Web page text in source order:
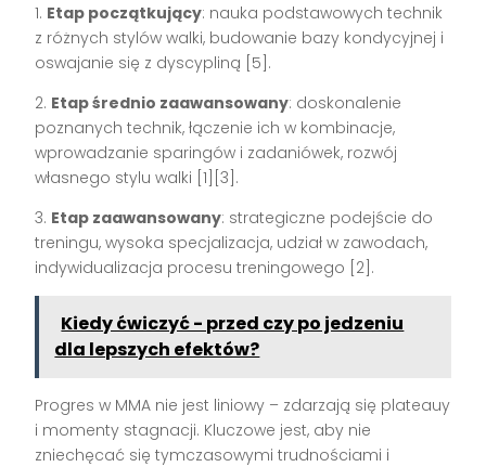
1. Etap początkujący: nauka podstawowych technik
z różnych stylów walki, budowanie bazy kondycyjnej i
oswajanie się z dyscypliną [5].
2. Etap średnio zaawansowany: doskonalenie
poznanych technik, łączenie ich w kombinacje,
wprowadzanie sparingów i zadaniówek, rozwój
własnego stylu walki [1][3].
3. Etap zaawansowany: strategiczne podejście do
treningu, wysoka specjalizacja, udział w zawodach,
indywidualizacja procesu treningowego [2].
Kiedy ćwiczyć - przed czy po jedzeniu
dla lepszych efektów?
Progres w MMA nie jest liniowy – zdarzają się plateauy
i momenty stagnacji. Kluczowe jest, aby nie
zniechęcać się tymczasowymi trudnościami i